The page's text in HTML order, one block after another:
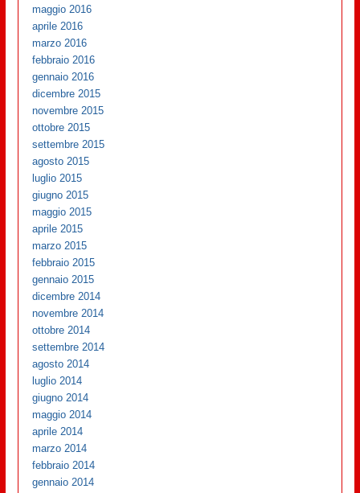
maggio 2016
aprile 2016
marzo 2016
febbraio 2016
gennaio 2016
dicembre 2015
novembre 2015
ottobre 2015
settembre 2015
agosto 2015
luglio 2015
giugno 2015
maggio 2015
aprile 2015
marzo 2015
febbraio 2015
gennaio 2015
dicembre 2014
novembre 2014
ottobre 2014
settembre 2014
agosto 2014
luglio 2014
giugno 2014
maggio 2014
aprile 2014
marzo 2014
febbraio 2014
gennaio 2014